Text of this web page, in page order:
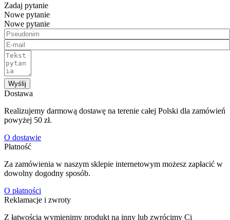
Zadaj pytanie
Nowe pytanie
Nowe pytanie
Wyślij
Dostawa
Realizujemy darmową dostawę na terenie całej Polski dla zamówień
powyżej 50 zł.
O dostawie
Płatność
Za zamówienia w naszym sklepie internetowym możesz zapłacić w
dowolny dogodny sposób.
O płatności
Reklamacje i zwroty
Z łatwością wymienimy produkt na inny lub zwrócimy Ci